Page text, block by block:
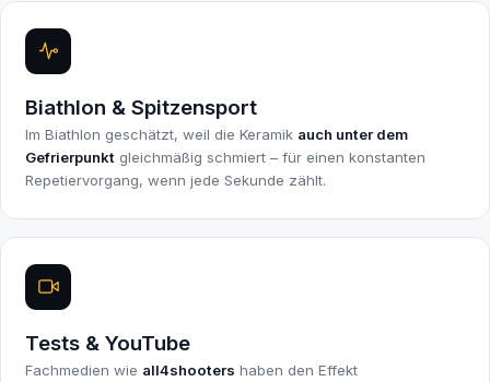
Biathlon & Spitzensport
Im Biathlon geschätzt, weil die Keramik auch unter dem
Gefrierpunkt gleichmäßig schmiert – für einen konstanten
Repetiervorgang, wenn jede Sekunde zählt.
Tests & YouTube
Fachmedien wie all4shooters haben den Effekt